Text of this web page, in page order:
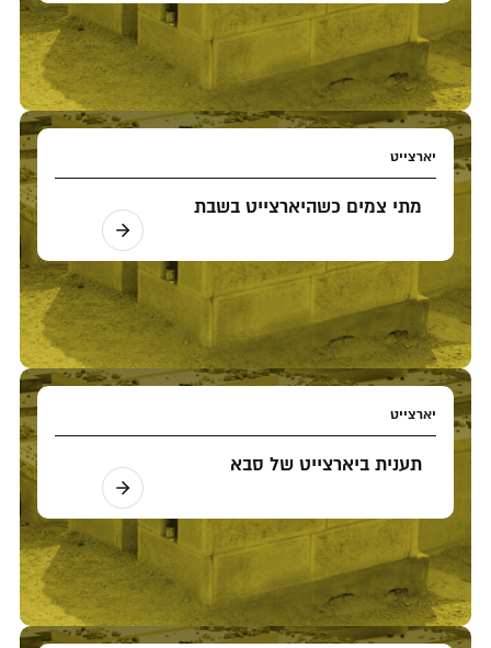
יארצייט
מתי צמים כשהיארצייט בשבת
יארצייט
תענית ביארצייט של סבא